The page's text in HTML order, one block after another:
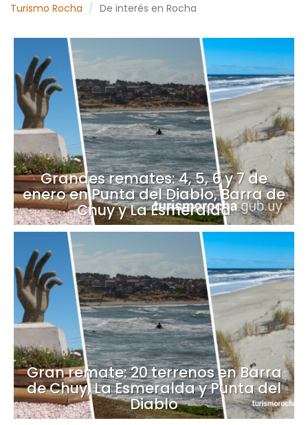
Turismo Rocha De interés en Rocha
Grandes remates: 4, 5, 6 y 7 de
enero en Punta del Diablo, Barra de
Chuy y La Esmeralda
Gran remate: 20 terrenos en Barra
de Chuy, La Esmeralda y Punta del
Diablo